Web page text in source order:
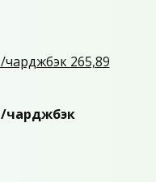
чарджбэк